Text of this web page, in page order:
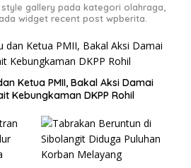
gallery pada kategori olahraga,
widget recent post wpberita.
Ketua PMII, Bakal Aksi Damai
Kebungkaman DKPP Rohil